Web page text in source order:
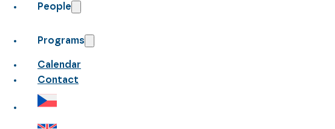
People
Programs
Calendar
Contact